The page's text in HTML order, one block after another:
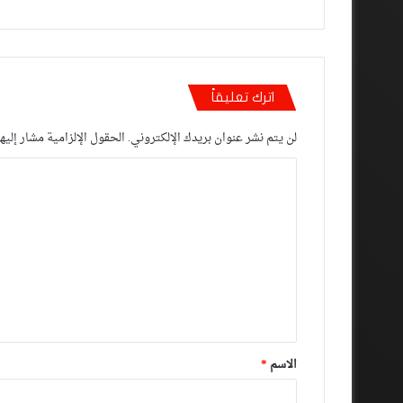
اترك تعليقاً
لن يتم نشر عنوان بريدك الإلكتروني.الحقول الإلزامية مشار
*
الاسم *